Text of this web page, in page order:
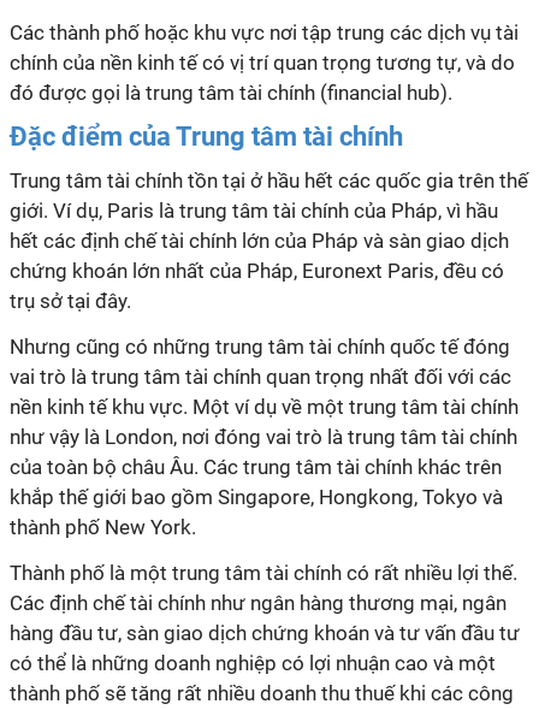
Các thành phố hoặc khu vực nơi tập trung các dịch vụ tài
chính của nền kinh tế có vị trí quan trọng tương tự, và do
đó được gọi là trung tâm tài chính (financial hub).
Đặc điểm của Trung tâm tài chính
Trung tâm tài chính tồn tại ở hầu hết các quốc gia trên thế
giới. Ví dụ, Paris là trung tâm tài chính của Pháp, vì hầu
hết các định chế tài chính lớn của Pháp và sàn giao dịch
chứng khoán lớn nhất của Pháp, Euronext Paris, đều có
trụ sở tại đây.
Nhưng cũng có những trung tâm tài chính quốc tế đóng
vai trò là trung tâm tài chính quan trọng nhất đối với các
nền kinh tế khu vực. Một ví dụ về một trung tâm tài chính
như vậy là London, nơi đóng vai trò là trung tâm tài chính
của toàn bộ châu Âu. Các trung tâm tài chính khác trên
khắp thế giới bao gồm Singapore, Hongkong, Tokyo và
thành phố New York.
Thành phố là một trung tâm tài chính có rất nhiều lợi thế.
Các định chế tài chính như ngân hàng thương mại, ngân
hàng đầu tư, sàn giao dịch chứng khoán và tư vấn đầu tư
có thể là những doanh nghiệp có lợi nhuận cao và một
thành phố sẽ tăng rất nhiều doanh thu thuế khi các công